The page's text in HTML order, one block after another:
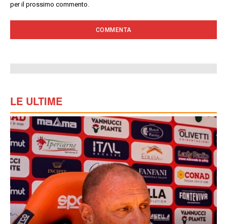
per il prossimo commento.
LE ULTIME